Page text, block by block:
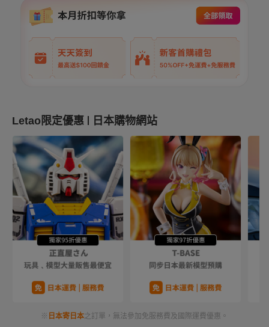
Letao限定優惠 日本購物網站
※ 日本寄日本之訂單，無法參加免服務費及國際運費優惠。